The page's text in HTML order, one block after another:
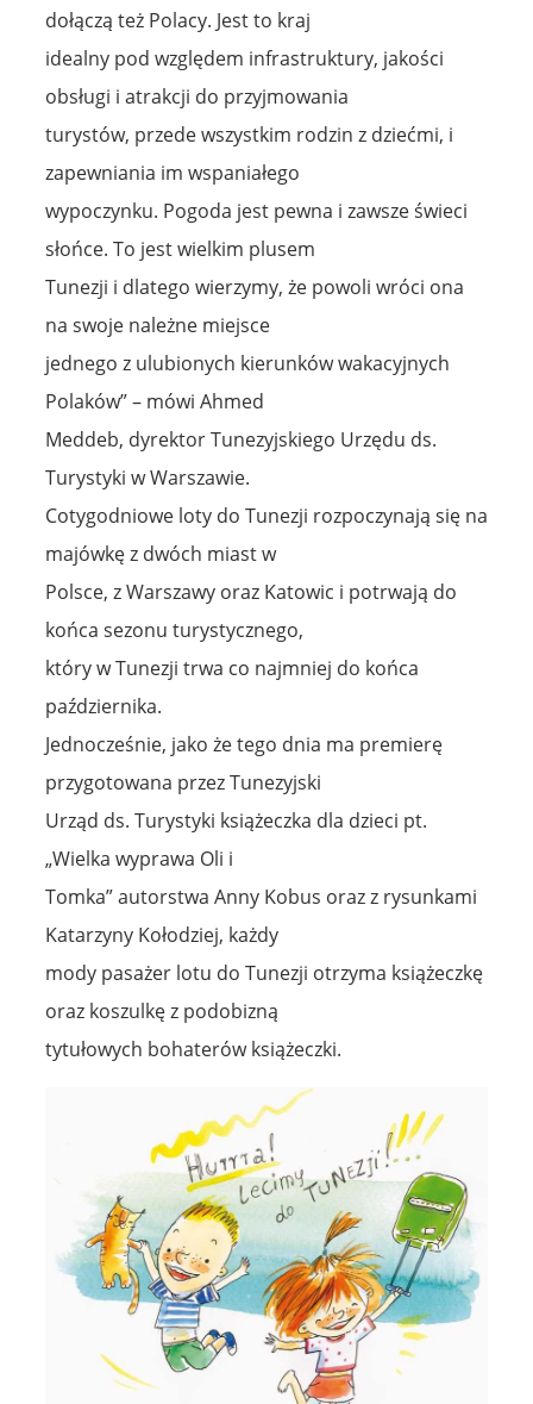
dołączą też Polacy. Jest to kraj
idealny pod względem infrastruktury, jakości
obsługi i atrakcji do przyjmowania
turystów, przede wszystkim rodzin z dziećmi, i
zapewniania im wspaniałego
wypoczynku. Pogoda jest pewna i zawsze świeci
słońce. To jest wielkim plusem
Tunezji i dlatego wierzymy, że powoli wróci ona
na swoje należne miejsce
jednego z ulubionych kierunków wakacyjnych
Polaków” – mówi Ahmed
Meddeb, dyrektor Tunezyjskiego Urzędu ds.
Turystyki w Warszawie.
Cotygodniowe loty do Tunezji rozpoczynają się na
majówkę z dwóch miast w
Polsce, z Warszawy oraz Katowic i potrwają do
końca sezonu turystycznego,
który w Tunezji trwa co najmniej do końca
października.
Jednocześnie, jako że tego dnia ma premierę
przygotowana przez Tunezyjski
Urząd ds. Turystyki książeczka dla dzieci pt.
„Wielka wyprawa Oli i
Tomka” autorstwa Anny Kobus oraz z rysunkami
Katarzyny Kołodziej, każdy
mody pasażer lotu do Tunezji otrzyma książeczkę
oraz koszulkę z podobizną
tytułowych bohaterów książeczki.